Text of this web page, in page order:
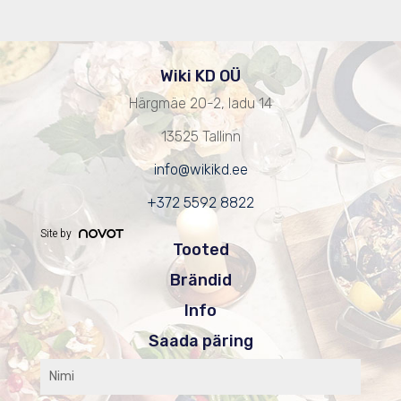
Wiki KD OÜ
Härgmäe 20-2, ladu 14
13525 Tallinn
info@wikikd.ee
+372 5592 8822
Site by
Tooted
Brändid
Info
Saada päring